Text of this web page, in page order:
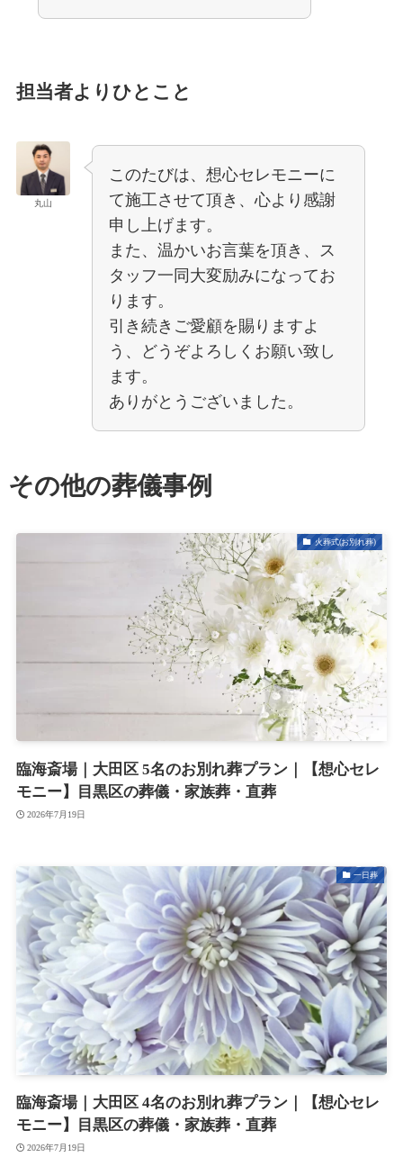
担当者よりひとこと
丸山
このたびは、想心セレモニーに
て施工させて頂き、心より感謝
申し上げます。
また、温かいお言葉を頂き、ス
タッフ一同大変励みになってお
ります。
引き続きご愛顧を賜りますよ
う、どうぞよろしくお願い致し
ます。
ありがとうございました。
その他の葬儀事例
火葬式(お別れ葬)
臨海斎場｜大田区 5名のお別れ葬プラン｜【想心セレ
モニー】目黒区の葬儀・家族葬・直葬
2026年7月19日
一日葬
臨海斎場｜大田区 4名のお別れ葬プラン｜【想心セレ
モニー】目黒区の葬儀・家族葬・直葬
2026年7月19日